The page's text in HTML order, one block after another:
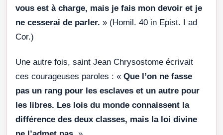
vous est à charge, mais je fais mon devoir et je
ne cesserai de parler. » (Homil. 40 in Epist. I ad
Cor.)
Une autre fois, saint Jean Chrysostome écrivait
ces courageuses paroles : « Que l’on ne fasse
pas un rang pour les esclaves et un autre pour
les libres. Les lois du monde connaissent la
différence des deux classes, mais la loi divine